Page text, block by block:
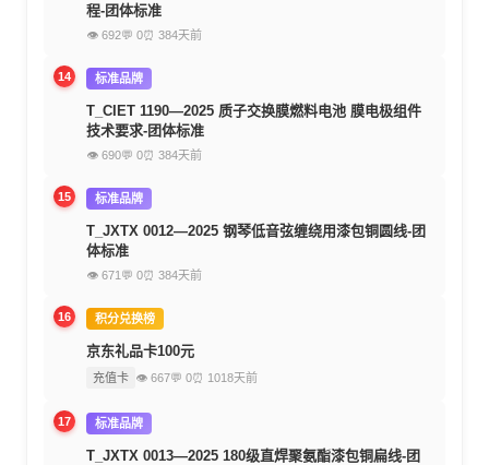
程-团体标准
👁 692💬 0⏰ 384天前
14 标准品牌
T_CIET 1190—2025 质子交换膜燃料电池 膜电极组件
技术要求-团体标准
👁 690💬 0⏰ 384天前
15 标准品牌
T_JXTX 0012—2025 钢琴低音弦缠绕用漆包铜圆线-团
体标准
👁 671 💬 0⏰ 384天前
16 积分兑换榜
京东礼品卡100元
充值卡 👁 667💬 0⏰ 1018天前
17 标准品牌
T_JXTX 0013—2025 180级直焊聚氨酯漆包铜扁线-团